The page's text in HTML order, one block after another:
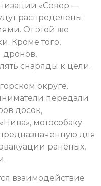
«Север —
распределены
От этой же
Кроме того,
дронов,
снаряды к цели.
округе.
передали
досок,
мотособаку
для
раненых,
взаимодействие